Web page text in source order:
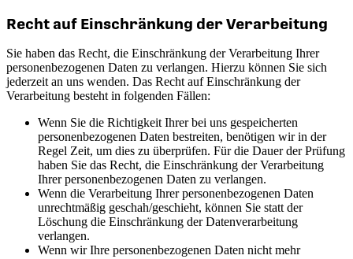
Recht auf Einschränkung der Verarbeitung
Sie haben das Recht, die Einschränkung der Verarbeitung Ihrer
personenbezogenen Daten zu verlangen. Hierzu können Sie sich
jederzeit an uns wenden. Das Recht auf Einschränkung der
Verarbeitung besteht in folgenden Fällen:
Wenn Sie die Richtigkeit Ihrer bei uns gespeicherten
personenbezogenen Daten bestreiten, benötigen wir in der
Regel Zeit, um dies zu überprüfen. Für die Dauer der Prüfung
haben Sie das Recht, die Einschränkung der Verarbeitung
Ihrer personenbezogenen Daten zu verlangen.
Wenn die Verarbeitung Ihrer personenbezogenen Daten
unrechtmäßig geschah/geschieht, können Sie statt der
Löschung die Einschränkung der Datenverarbeitung
verlangen.
Wenn wir Ihre personenbezogenen Daten nicht mehr